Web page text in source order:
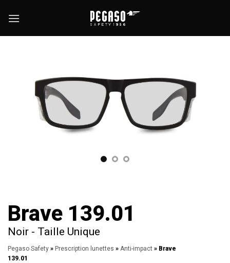
Brave 139.01
Noir - Taille Unique
Pegaso Safety » Prescription lunettes » Anti-impact » Brave
139.01